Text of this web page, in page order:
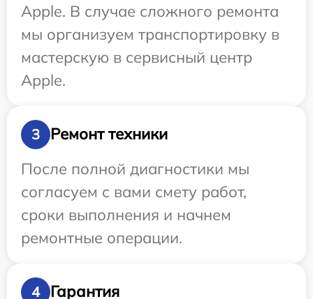
Apple. В случае сложного ремонта
мы организуем транспортировку в
мастерскую в сервисный центр
Apple.
3
Ремонт техники
После полной диагностики мы
согласуем с вами смету работ,
сроки выполнения и начнем
ремонтные операции.
4 Гарантия